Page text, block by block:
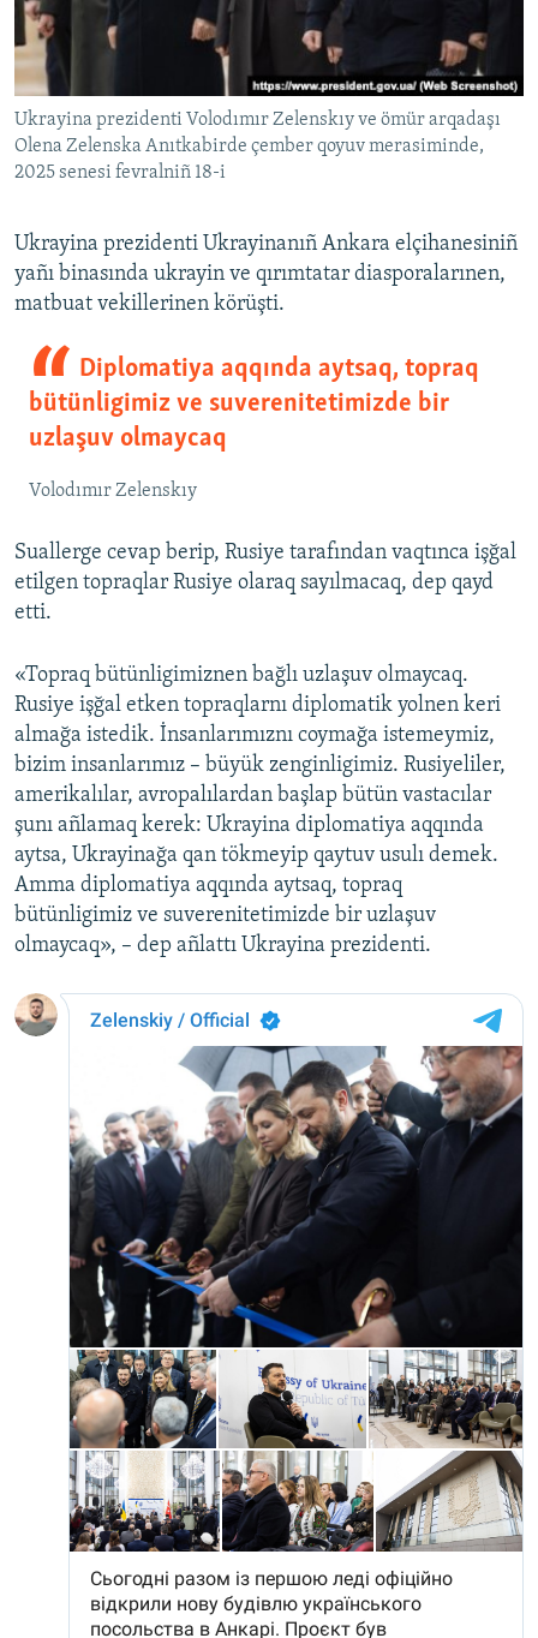
Ukrayina prezidenti Volodımır Zelenskıy ve ömür arqadaşı
Olena Zelenska Anıtkabirde çember qoyuv merasiminde,
2025 senesi fevralniñ 18-i
Ukrayina prezidenti Ukrayinanıñ Ankara elçihanesiniñ
yañı binasında ukrayin ve qırımtatar diasporalarınen,
matbuat vekillerinen körüşti.
Diplomatiya aqqında aytsaq, topraq
bütünligimiz ve suverenitetimizde bir
uzlaşuv olmaycaq
Volodımır Zelenskıy
Suallerge cevap berip, Rusiye tarafından vaqtınca işğal
etilgen topraqlar Rusiye olaraq sayılmacaq, dep qayd
etti.
«Topraq bütünligimiznen bağlı uzlaşuv olmaycaq.
Rusiye işğal etken topraqlarnı diplomatik yolnen keri
almağa istedik. İnsanlarımıznı coymağa istemeymiz,
bizim insanlarımız – büyük zenginligimiz. Rusiyeliler,
amerikalılar, avropalılardan başlap bütün vastacılar
şunı añlamaq kerek: Ukrayina diplomatiya aqqında
aytsa, Ukrayinağa qan tökmeyip qaytuv usulı demek.
Amma diplomatiya aqqında aytsaq, topraq
bütünligimiz ve suverenitetimizde bir uzlaşuv
olmaycaq», – dep añlattı Ukrayina prezidenti.